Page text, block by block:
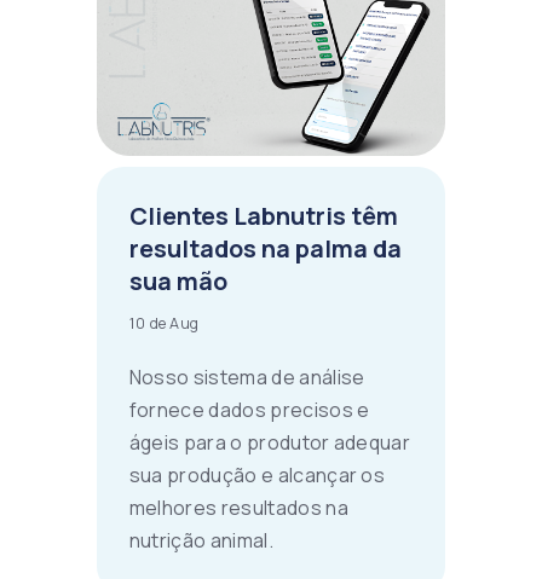
Clientes Labnutris têm
resultados na palma da
sua mão
10 de Aug
Nosso sistema de análise
fornece dados precisos e
ágeis para o produtor adequar
sua produção e alcançar os
melhores resultados na
nutrição animal.